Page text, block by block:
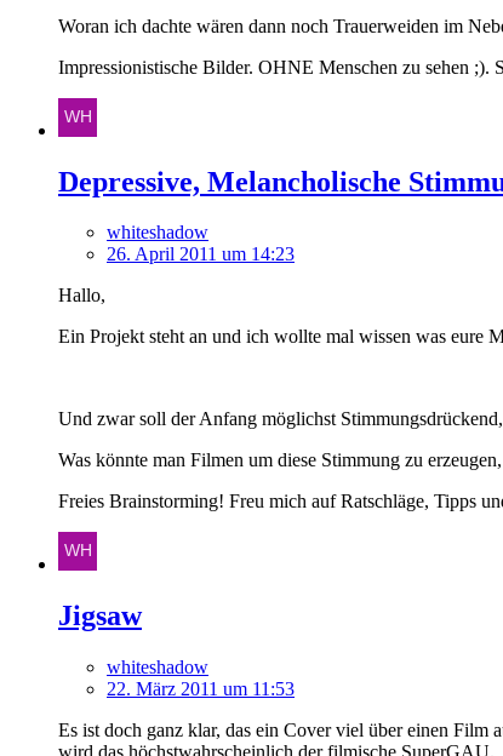
Woran ich dachte wären dann noch Trauerweiden im
Impressionistische Bilder. OHNE Menschen zu sehen ;).
Depressive, Melancholische
whiteshadow
26. April 2011 um 14:23
Hallo,
Ein Projekt steht an und ich wollte mal wissen was eure
Und zwar soll der Anfang möglichst
Was könnte man Filmen um diese Stimmung zu
Freies Brainstorming! Freu mich auf Ratschläge, Tipps
Jigsaw
whiteshadow
22. März 2011 um 11:53
Es ist doch ganz klar, das ein Cover viel über einen Film